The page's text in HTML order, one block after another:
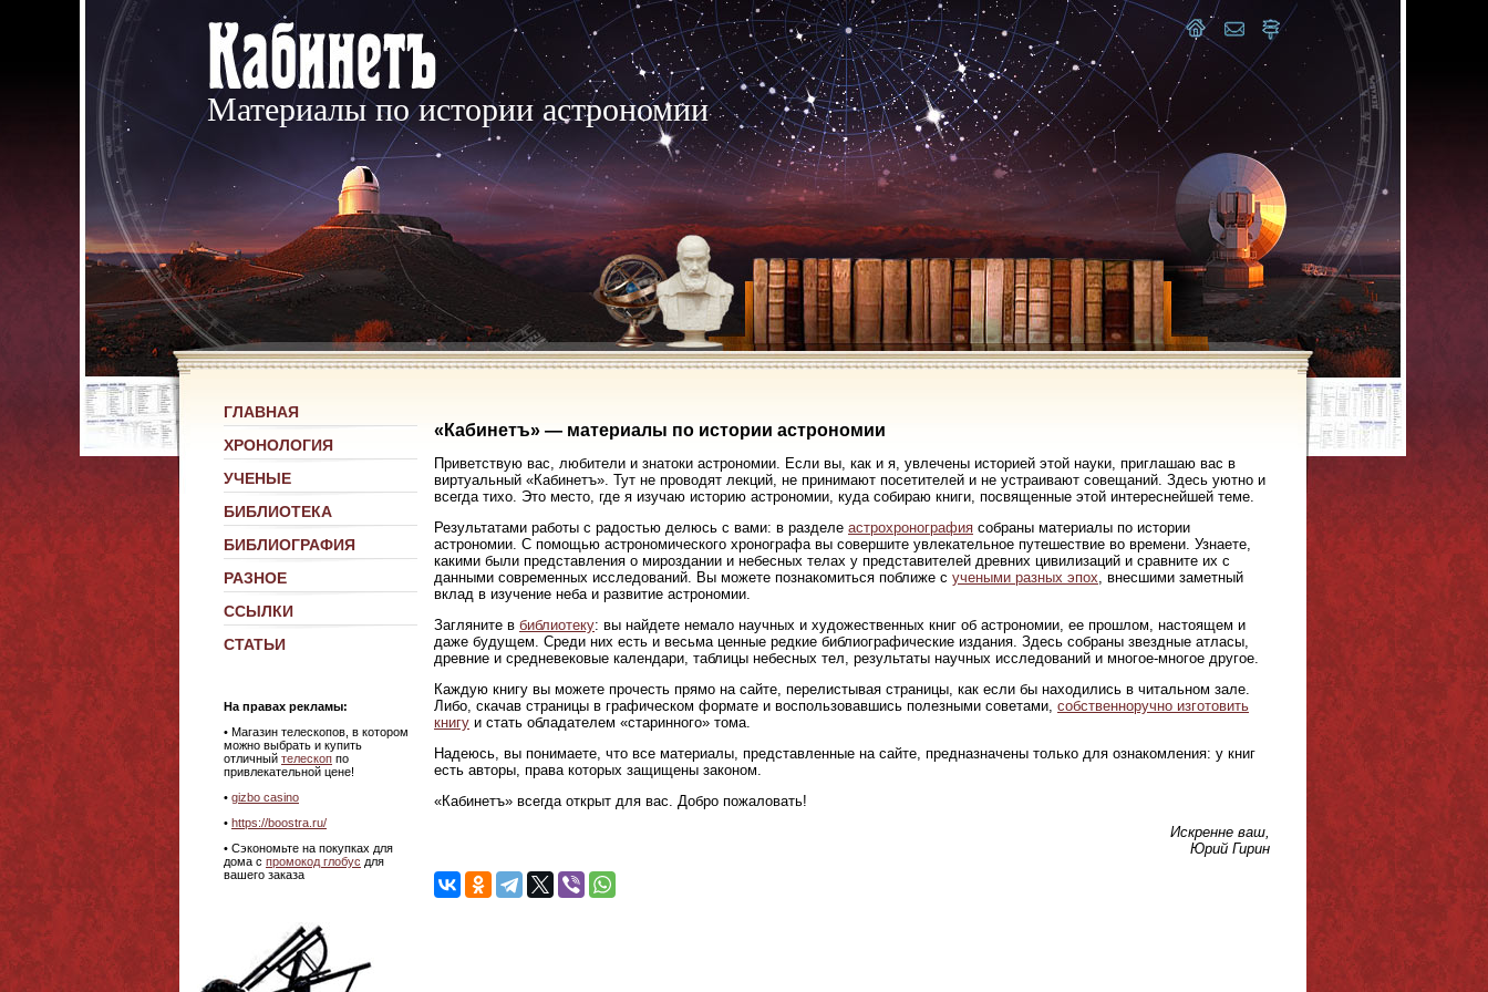
Материалы по истории астрономии
ГЛАВНАЯ
ХРОНОЛОГИЯ
УЧЕНЫЕ
БИБЛИОТЕКА
БИБЛИОГРАФИЯ
РАЗНОЕ
ССЫЛКИ
СТАТЬИ
На правах рекламы:
• Магазин телескопов, в котором
можно выбрать и купить
отличный телескоп по
привлекательной цене!
• gizbo casino
• https://boostra.ru/
• Сэкономьте на покупках для
дома с промокод глобус для
вашего заказа
«Кабинетъ» — материалы по истории астрономии
Приветствую вас, любители и знатоки астрономии. Если вы, как и я, увлечены историей этой науки, приглашаю вас в
виртуальный «Кабинетъ». Тут не проводят лекций, не принимают посетителей и не устраивают совещаний. Здесь уютно и
всегда тихо. Это место, где я изучаю историю астрономии, куда собираю книги, посвященные этой интереснейшей теме.
Результатами работы с радостью делюсь с вами: в разделе астрохронография собраны материалы по истории
астрономии. С помощью астрономического хронографа вы совершите увлекательное путешествие во времени. Узнаете,
какими были представления о мироздании и небесных телах у представителей древних цивилизаций и сравните их с
данными современных исследований. Вы можете познакомиться поближе с учеными разных эпох , внесшими заметный
вклад в изучение неба и развитие астрономии.
Загляните в библиотеку: вы найдете немало научных и художественных книг об астрономии, ее прошлом, настоящем и
даже будущем. Среди них есть и весьма ценные редкие библиографические издания. Здесь собраны звездные атласы,
древние и средневековые календари, таблицы небесных тел, результаты научных исследований и многое-многое другое.
Каждую книгу вы можете прочесть прямо на сайте, перелистывая страницы, как если бы находились в читальном зале.
Либо, скачав страницы в графическом формате и воспользовавшись полезными советами, собственноручно изготовить
книгу и стать обладателем «старинного» тома.
Надеюсь, вы понимаете, что все материалы, представленные на сайте, предназначены только для ознакомления: у книг
есть авторы, права которых защищены законом.
«Кабинетъ» всегда открыт для вас. Добро пожаловать!
Искренне ваш,
Юрий Гирин